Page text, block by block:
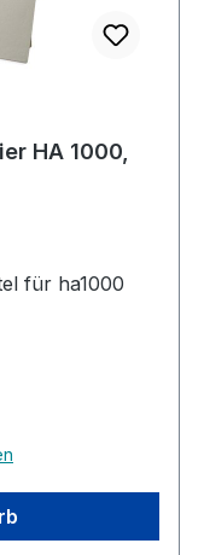
HA 1000,